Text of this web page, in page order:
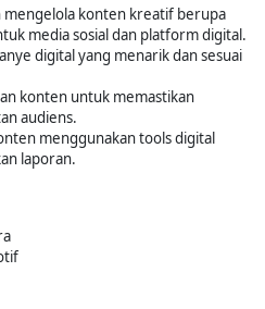
konten kreatif berupa
media sosial dan platform digital.
digital yang menarik dan sesuai
konten untuk memastikan
audiens.
menggunakan tools digital
laporan.